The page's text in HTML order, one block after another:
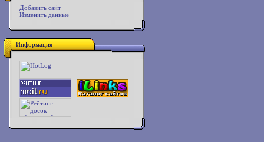
Добавить сайт
Изменить данные
Информация